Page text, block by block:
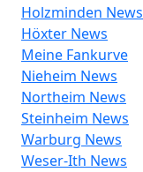
Holzminden News
Höxter News
Meine Fankurve
Nieheim News
Northeim News
Steinheim News
Warburg News
Weser-Ith News